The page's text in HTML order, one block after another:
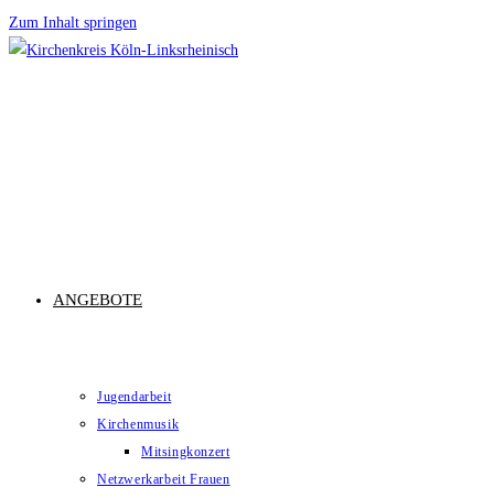
Zum Inhalt springen
ANGEBOTE
Jugendarbeit
Kirchenmusik
Mitsingkonzert
Netzwerkarbeit Frauen